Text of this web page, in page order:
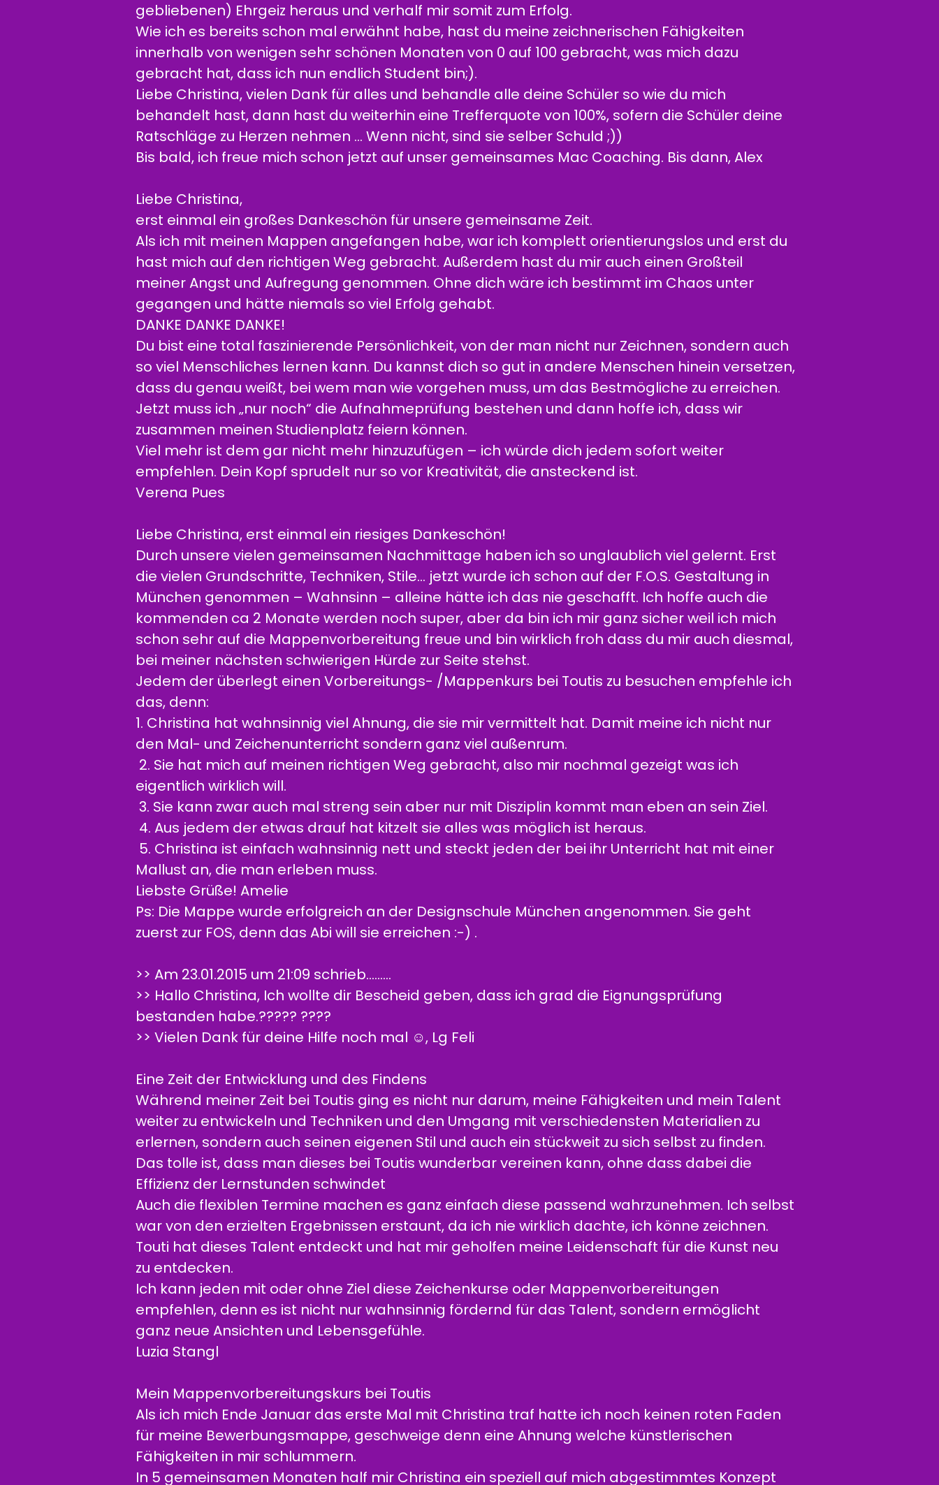
gebliebenen) Ehrgeiz heraus und verhalf mir somit zum Erfolg.
Wie ich es bereits schon mal erwähnt habe, hast du meine zeichnerischen Fähigkeiten
innerhalb von wenigen sehr schönen Monaten von 0 auf 100 gebracht, was mich dazu
gebracht hat, dass ich nun endlich Student bin;).
Liebe Christina, vielen Dank für alles und behandle alle deine Schüler so wie du mich
behandelt hast, dann hast du weiterhin eine Trefferquote von 100%, sofern die Schüler deine
Ratschläge zu Herzen nehmen … Wenn nicht, sind sie selber Schuld ;))
Bis bald, ich freue mich schon jetzt auf unser gemeinsames Mac Coaching. Bis dann, Alex
Liebe Christina,
erst einmal ein großes Dankeschön für unsere gemeinsame Zeit.
Als ich mit meinen Mappen angefangen habe, war ich komplett orientierungslos und erst du
hast mich auf den richtigen Weg gebracht. Außerdem hast du mir auch einen Großteil
meiner Angst und Aufregung genommen. Ohne dich wäre ich bestimmt im Chaos unter
gegangen und hätte niemals so viel Erfolg gehabt.
DANKE DANKE DANKE!
Du bist eine total faszinierende Persönlichkeit, von der man nicht nur Zeichnen, sondern auch
so viel Menschliches lernen kann. Du kannst dich so gut in andere Menschen hinein versetzen,
dass du genau weißt, bei wem man wie vorgehen muss, um das Bestmögliche zu erreichen.
Jetzt muss ich „nur noch“ die Aufnahmeprüfung bestehen und dann hoffe ich, dass wir
zusammen meinen Studienplatz feiern können.
Viel mehr ist dem gar nicht mehr hinzuzufügen – ich würde dich jedem sofort weiter
empfehlen. Dein Kopf sprudelt nur so vor Kreativität, die ansteckend ist.
Verena Pues
Liebe Christina, erst einmal ein riesiges Dankeschön!
Durch unsere vielen gemeinsamen Nachmittage haben ich so unglaublich viel gelernt. Erst
die vielen Grundschritte, Techniken, Stile... jetzt wurde ich schon auf der F.O.S. Gestaltung in
München genommen – Wahnsinn – alleine hätte ich das nie geschafft. Ich hoffe auch die
kommenden ca 2 Monate werden noch super, aber da bin ich mir ganz sicher weil ich mich
schon sehr auf die Mappenvorbereitung freue und bin wirklich froh dass du mir auch diesmal,
bei meiner nächsten schwierigen Hürde zur Seite stehst.
Jedem der überlegt einen Vorbereitungs- /Mappenkurs bei Toutis zu besuchen empfehle ich
das, denn:
1. Christina hat wahnsinnig viel Ahnung, die sie mir vermittelt hat. Damit meine ich nicht nur
den Mal- und Zeichenunterricht sondern ganz viel außenrum.
2. Sie hat mich auf meinen richtigen Weg gebracht, also mir nochmal gezeigt was ich
eigentlich wirklich will.
3. Sie kann zwar auch mal streng sein aber nur mit Disziplin kommt man eben an sein Ziel.
4. Aus jedem der etwas drauf hat kitzelt sie alles was möglich ist heraus.
5. Christina ist einfach wahnsinnig nett und steckt jeden der bei ihr Unterricht hat mit einer
Mallust an, die man erleben muss.
Liebste Grüße! Amelie
Ps: Die Mappe wurde erfolgreich an der Designschule München angenommen. Sie geht
zuerst zur FOS, denn das Abi will sie erreichen :-) .
>> Am 23.01.2015 um 21:09 schrieb.........
>> Hallo Christina, Ich wollte dir Bescheid geben, dass ich grad die Eignungsprüfung
bestanden habe.????? ????
>> Vielen Dank für deine Hilfe noch mal ☺️, Lg Feli
Eine Zeit der Entwicklung und des Findens
Während meiner Zeit bei Toutis ging es nicht nur darum, meine Fähigkeiten und mein Talent
weiter zu entwickeln und Techniken und den Umgang mit verschiedensten Materialien zu
erlernen, sondern auch seinen eigenen Stil und auch ein stückweit zu sich selbst zu finden.
Das tolle ist, dass man dieses bei Toutis wunderbar vereinen kann, ohne dass dabei die
Effizienz der Lernstunden schwindet
Auch die flexiblen Termine machen es ganz einfach diese passend wahrzunehmen. Ich selbst
war von den erzielten Ergebnissen erstaunt, da ich nie wirklich dachte, ich könne zeichnen.
Touti hat dieses Talent entdeckt und hat mir geholfen meine Leidenschaft für die Kunst neu
zu entdecken.
Ich kann jeden mit oder ohne Ziel diese Zeichenkurse oder Mappenvorbereitungen
empfehlen, denn es ist nicht nur wahnsinnig fördernd für das Talent, sondern ermöglicht
ganz neue Ansichten und Lebensgefühle.
Luzia Stangl
Mein Mappenvorbereitungskurs bei Toutis
Als ich mich Ende Januar das erste Mal mit Christina traf hatte ich noch keinen roten Faden
für meine Bewerbungsmappe, geschweige denn eine Ahnung welche künstlerischen
Fähigkeiten in mir schlummern.
In 5 gemeinsamen Monaten half mir Christina ein speziell auf mich abgestimmtes Konzept